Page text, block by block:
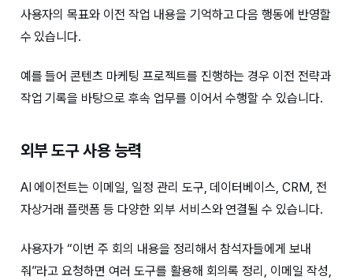
사용자의 목표와 이전 작업 내용을 기억하고 다음 행동에 반영할
수 있습니다.
예를 들어 콘텐츠 마케팅 프로젝트를 진행하는 경우 이전 전략과
작업 기록을 바탕으로 후속 업무를 이어서 수행할 수 있습니다.
외부 도구 사용 능력
AI 에이전트는 이메일, 일정 관리 도구, 데이터베이스, CRM, 전
자상거래 플랫폼 등 다양한 외부 서비스와 연결될 수 있습니다.
사용자가 “이번 주 회의 내용을 정리해서 참석자들에게 보내
줘”라고 요청하면 여러 도구를 활용해 회의록 정리, 이메일 작성,